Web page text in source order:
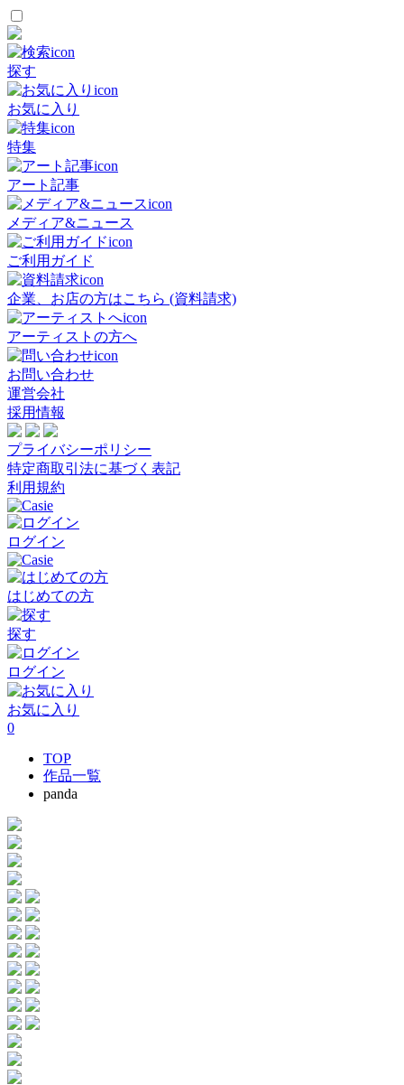
探す
お気に入り
特集
アート記事
メディア&ニュース
ご利用ガイド
企業、お店の方はこちら (資料請求)
アーティストの方へ
お問い合わせ
運営会社
採用情報
プライバシーポリシー
特定商取引法に基づく表記
利用規約
ログイン
はじめての方
探す
ログイン
お気に入り
0
TOP
作品一覧
panda